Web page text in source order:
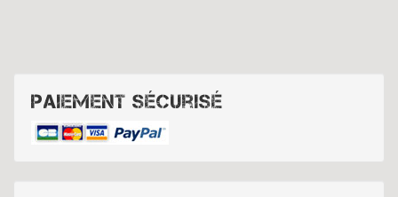
Paiement sécurisé